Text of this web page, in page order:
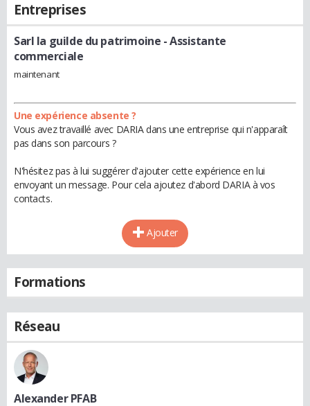
Entreprises
Sarl la guilde du patrimoine - Assistante
commerciale
maintenant
Une expérience absente ?
Vous avez travaillé avec DARIA dans une entreprise qui n'apparaît
pas dans son parcours ?
N'hésitez pas à lui suggérer d'ajouter cette expérience en lui
envoyant un message. Pour cela ajoutez d'abord DARIA à vos
contacts.
Ajouter
Formations
Réseau
Alexander PFAB